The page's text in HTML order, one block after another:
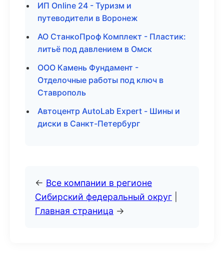
ИП Online 24 - Туризм и
путеводители в Воронеж
АО СтанкоПроф Комплект - Пластик:
литьё под давлением в Омск
ООО Камень Фундамент -
Отделочные работы под ключ в
Ставрополь
Автоцентр AutoLab Expert - Шины и
диски в Санкт-Петербург
← Все компании в регионе
Сибирский федеральный округ
Главная страница →